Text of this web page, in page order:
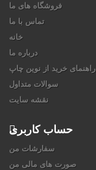
فروشگاه های ما
تماس با ما
خانه
درباره ما
راهنمای خرید از نوین چاپ
سوالات متداول
نقشه سایت
حساب کاربری
سفارشات من
صورت های مالی من